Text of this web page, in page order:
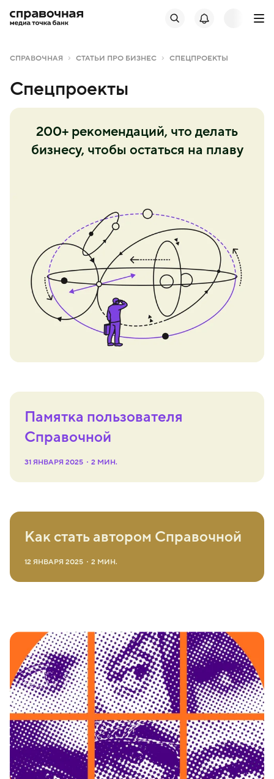
СПРАВОЧНАЯ СТАТЬИ ПРО БИЗНЕС СПЕЦПРОЕКТЫ
Спецпроекты
200+ рекомендаций, что делать
бизнесу, чтобы остаться на плаву
Памятка пользователя
Справочной
31 ЯНВАРЯ 2025 2 МИН.
Как стать автором Справочной
12 ЯНВАРЯ 2025 2 МИН.